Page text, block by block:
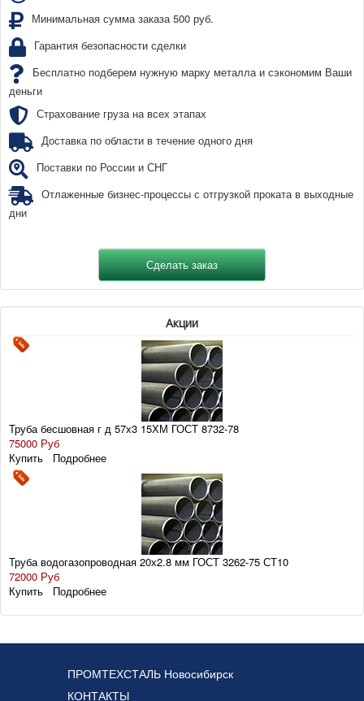
Минимальная сумма заказа 500 руб.
Гарантия безопасности сделки
Бесплатно подберем нужную марку металла и сэкономим Ваши
деньги
Страхование груза на всех этапах
Доставка по области в течение одного дня
Поставки по России и СНГ
Отлаженные бизнес-процессы с отгрузкой проката в выходные
дни
Акции
Труба бесшовная г д 57х3 15ХМ ГОСТ 8732-78
75000 Руб
Купить
Подробнее
Труба водогазопроводная 20х2.8 мм ГОСТ 3262-75 СТ10
72000 Руб
Купить
Подробнее
ПРОМТЕХСТАЛЬ Новосибирск
КОНТАКТЫ